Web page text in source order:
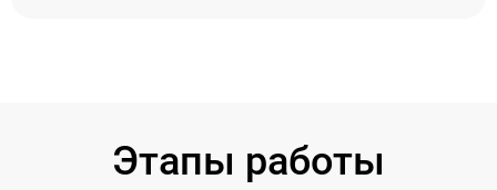
Этапы работы